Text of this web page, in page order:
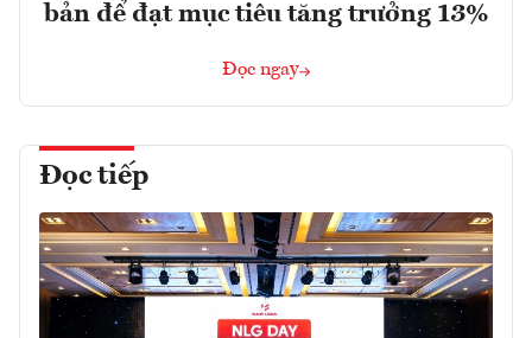
bản để đạt mục tiêu tăng trưởng 13%
Đọc ngay
Đọc tiếp